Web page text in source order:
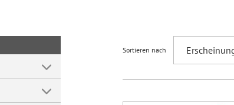
Sortieren nach